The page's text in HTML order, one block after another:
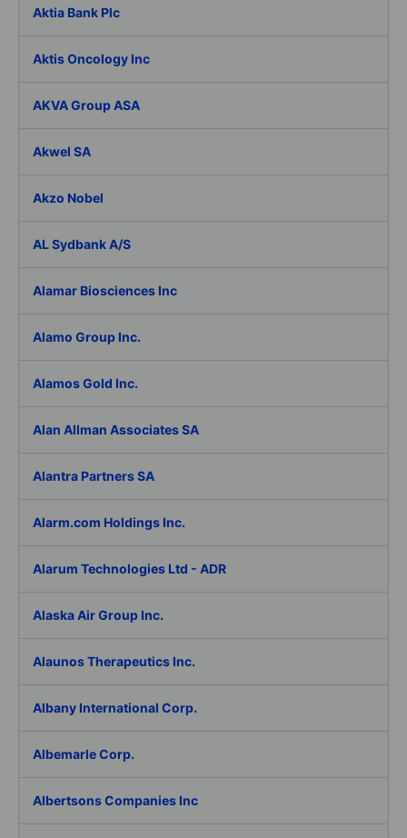
Aktia Bank Plc
Aktis Oncology Inc
AKVA Group ASA
Akwel SA
Akzo Nobel
AL Sydbank A/S
Alamar Biosciences Inc
Alamo Group Inc.
Alamos Gold Inc.
Alan Allman Associates SA
Alantra Partners SA
Alarm.com Holdings Inc.
Alarum Technologies Ltd - ADR
Alaska Air Group Inc.
Alaunos Therapeutics Inc.
Albany International Corp.
Albemarle Corp.
Albertsons Companies Inc